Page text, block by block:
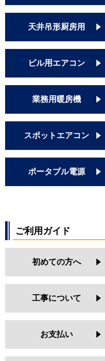
天井吊形厨房用
ビル用エアコン
業務用暖房機
スポットエアコン
ポータブル電源
ご利用ガイド
初めての方へ
工事について
お支払い